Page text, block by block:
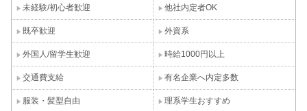
未経験/初心者歓迎 他社内定者OK
既卒歓迎 外資系
外国人/留学生歓迎 時給1000円以上
交通費支給 有名企業へ内定多数
服装・髪型自由 理系学生おすすめ